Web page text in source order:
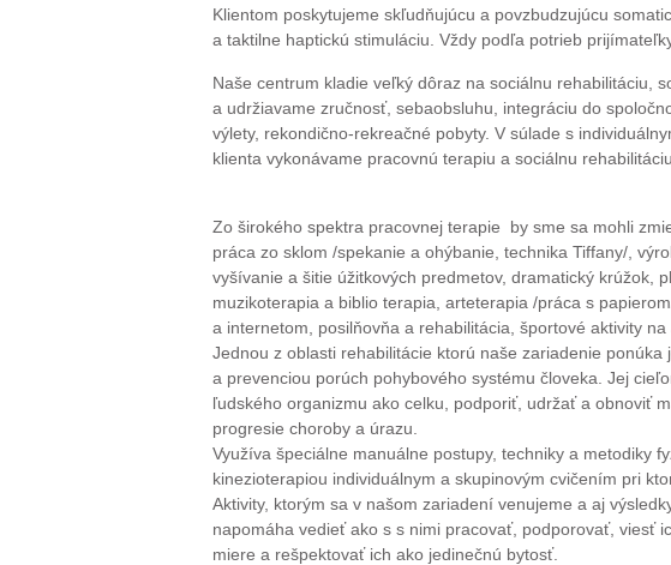
Klientom poskytujeme skľudňujúcu a povzbudzujúcu
a taktilne haptickú stimuláciu. Vždy podľa potrieb
Naše centrum kladie veľký dôraz na sociálnu rehabilitáciu,
a udržiavame zručnosť, sebaobsluhu, integráciu do
výlety, rekondično-rekreačné pobyty. V súlade s
klienta vykonávame pracovnú terapiu a sociálnu rehabilitáciu.
Zo širokého spektra pracovnej terapie by sme sa mohli
práca zo sklom /spekanie a ohýbanie, technika Tiffany/,
vyšívanie a šitie úžitkových predmetov, dramatický krúžok,
muzikoterapia a biblio terapia, arteterapia /práca s
a internetom, posilňovňa a rehabilitácia, športové aktivity
Jednou z oblasti rehabilitácie ktorú naše zariadenie
a prevenciou porúch pohybového systému človeka. Jej
ľudského organizmu ako celku, podporiť, udržať a obnoviť
progresie choroby a úrazu.
Využíva špeciálne manuálne postupy, techniky a metodiky
kinezioterapiou individuálnym a skupinovým cvičením pri
Aktivity, ktorým sa v našom zariadení venujeme a aj
napomáha vedieť ako s s nimi pracovať, podporovať, viesť
miere a rešpektovať ich ako jedinečnú bytosť.